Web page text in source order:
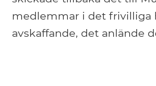
medlemmar i det frivilliga
avskaffande, det anlände